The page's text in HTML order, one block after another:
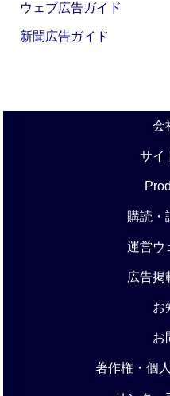
ウェブ広告ガイド
新聞広告ガイド
会
サイ
購読・
運営ウ
広告掲
お
お
著作権・個